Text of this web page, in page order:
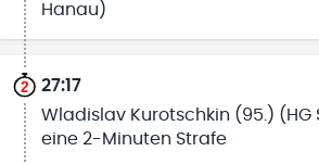
Hanau)
27:17
Wladislav Kurotschkin (95.) (HG
eine 2-Minuten Strafe